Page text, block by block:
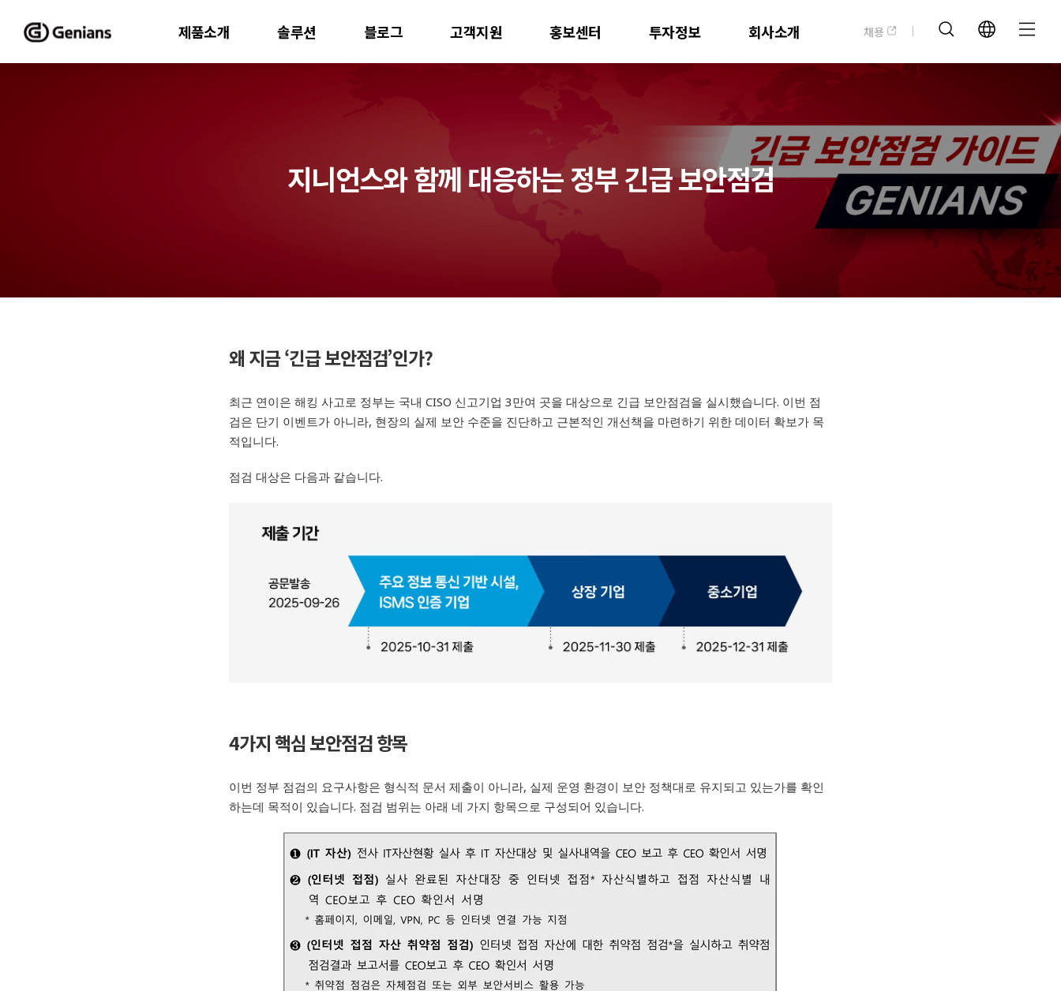
제품소개 솔루션 블로그 고객지원 홍보센터 투자정보 회사소개 채용
지니언스와 함께 대응하는 정부 긴급 보안점검
왜 지금‘긴급 보안점검’인가?
최근 연이은 해킹 사고로 정부는 국내CISO 신고기업3만여 곳을 대상으로 긴급 보안점검을 실시했습니다. 이번 점
검은 단기 이벤트가 아니라, 현장의 실제 보안 수준을 진단하고 근본적인 개선책을 마련하기 위한 데이터 확보가 목
적입니다.
점검 대상은 다음과 같습니다.
4가지 핵심 보안점검 항목
이번 정부 점검의 요구사항은 형식적 문서 제출이 아니라, 실제 운영 환경이 보안 정책대로 유지되고 있는가를 확인
하는데 목적이 있습니다. 점검 범위는 아래 네 가지 항목으로 구성되어 있습니다.